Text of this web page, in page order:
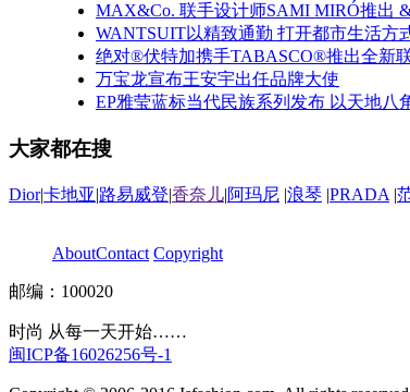
MAX&Co. 联手设计师SAMI MIRÓ推出
WANTSUIT以精致通勤 打开都市生活方
绝对®伏特加携手TABASCO®推出全新
万宝龙宣布王安宇出任品牌大使
EP雅莹蓝标当代民族系列发布 以天地八
大家都在搜
Dior|卡地亚|路易威登|香奈儿|阿玛尼 |浪琴 |PRADA |
AboutContact Copyright
邮编：100020
时尚 从每一天开始……
闽ICP备16026256号-1